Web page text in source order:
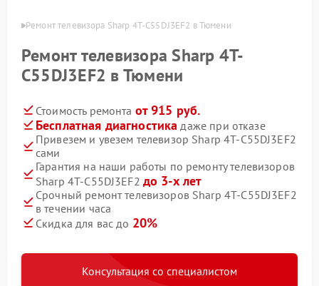
Ремонт телевизора Sharp 4T-C55DJ3EF2 в Тюмени
Ремонт телевизора Sharp 4T-
C55DJ3EF2 в Тюмени
Стоимость ремонта от 915 руб.
Бесплатная диагностика даже при отказе
Привезем и увезем телевизор Sharp 4T-C55DJ3EF2
сами
Гарантия на наши работы по ремонту телевизоров
Sharp 4T-C55DJ3EF2 до 3-х лет
Срочный ремонт телевизоров Sharp 4T-C55DJ3EF2
в течении часа
Скидка для вас до 20%
Консультация со специалистом